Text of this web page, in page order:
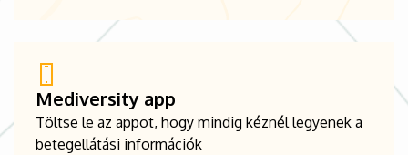
Mediversity app
Töltse le az appot, hogy mindig kéznél legyenek a
betegellátási információk